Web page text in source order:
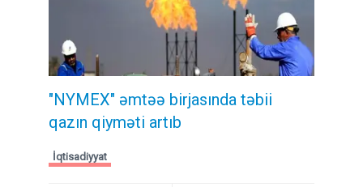
"NYMEX" əmtəə birjasında təbii
qazın qiyməti artıb
İqtisadiyyat